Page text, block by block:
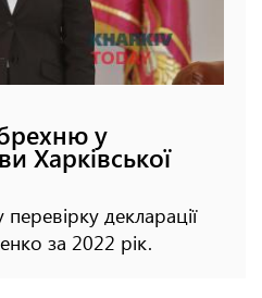
у
Харківської
декларації
за 2022 рік.